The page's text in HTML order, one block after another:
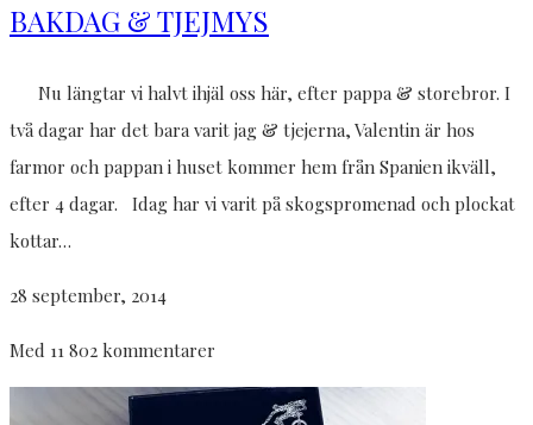
BAKDAG & TJEJMYS
Nu längtar vi halvt ihjäl oss här, efter pappa & storebror. I
två dagar har det bara varit jag & tjejerna, Valentin är hos
farmor och pappan i huset kommer hem från Spanien ikväll,
efter 4 dagar. Idag har vi varit på skogspromenad och plockat
kottar…
28 september, 2014
Med 11 802 kommentarer